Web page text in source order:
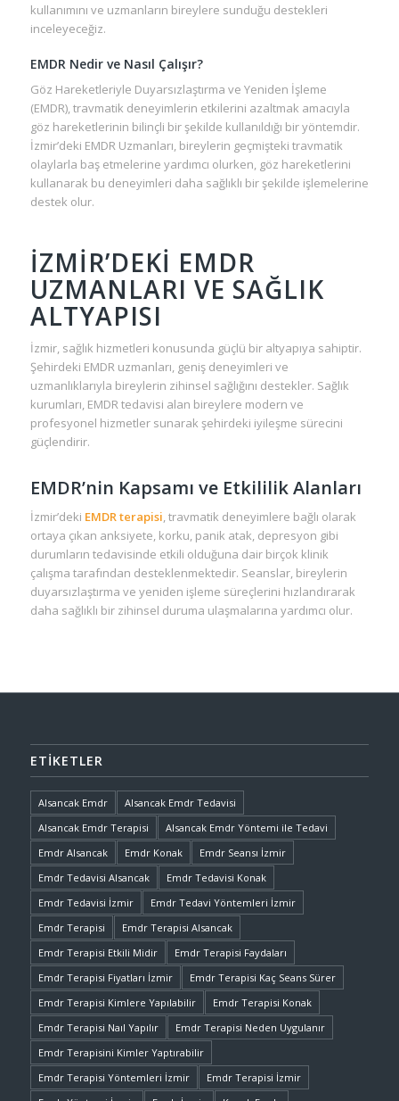
kullanımını ve uzmanların bireylere sunduğu destekleri
inceleyeceğiz.
EMDR Nedir ve Nasıl Çalışır?
Göz Hareketleriyle Duyarsızlaştırma ve Yeniden İşleme
(EMDR), travmatik deneyimlerin etkilerini azaltmak amacıyla
göz hareketlerinin bilinçli bir şekilde kullanıldığı bir yöntemdir.
İzmir’deki EMDR Uzmanları, bireylerin geçmişteki travmatik
olaylarla baş etmelerine yardımcı olurken, göz hareketlerini
kullanarak bu deneyimleri daha sağlıklı bir şekilde işlemelerine
destek olur.
İZMIR’DEKI EMDR
UZMANLARI VE SAĞLIK
ALTYAPISI
İzmir, sağlık hizmetleri konusunda güçlü bir altyapıya sahiptir.
Şehirdeki EMDR uzmanları, geniş deneyimleri ve
uzmanlıklarıyla bireylerin zihinsel sağlığını destekler. Sağlık
kurumları, EMDR tedavisi alan bireylere modern ve
profesyonel hizmetler sunarak şehirdeki iyileşme sürecini
güçlendirir.
EMDR’nin Kapsamı ve Etkililik Alanları
İzmir’deki EMDR terapisi, travmatik deneyimlere bağlı olarak
ortaya çıkan anksiyete, korku, panik atak, depresyon gibi
durumların tedavisinde etkili olduğuna dair birçok klinik
çalışma tarafından desteklenmektedir. Seanslar, bireylerin
duyarsızlaştırma ve yeniden işleme süreçlerini hızlandırarak
daha sağlıklı bir zihinsel duruma ulaşmalarına yardımcı olur.
ETIKETLER
Alsancak Emdr
Alsancak Emdr Tedavisi
Alsancak Emdr Terapisi
Alsancak Emdr Yöntemi ile Tedavi
Emdr Alsancak
Emdr Konak
Emdr Seansı İzmir
Emdr Tedavisi Alsancak
Emdr Tedavisi Konak
Emdr Tedavisi İzmir
Emdr Tedavi Yöntemleri İzmir
Emdr Terapisi
Emdr Terapisi Alsancak
Emdr Terapisi Etkili Midir
Emdr Terapisi Faydaları
Emdr Terapisi Fiyatları İzmir
Emdr Terapisi Kaç Seans Sürer
Emdr Terapisi Kimlere Yapılabilir
Emdr Terapisi Konak
Emdr Terapisi Naıl Yapılır
Emdr Terapisi Neden Uygulanır
Emdr Terapisini Kimler Yaptırabilir
Emdr Terapisi Yöntemleri İzmir
Emdr Terapisi İzmir